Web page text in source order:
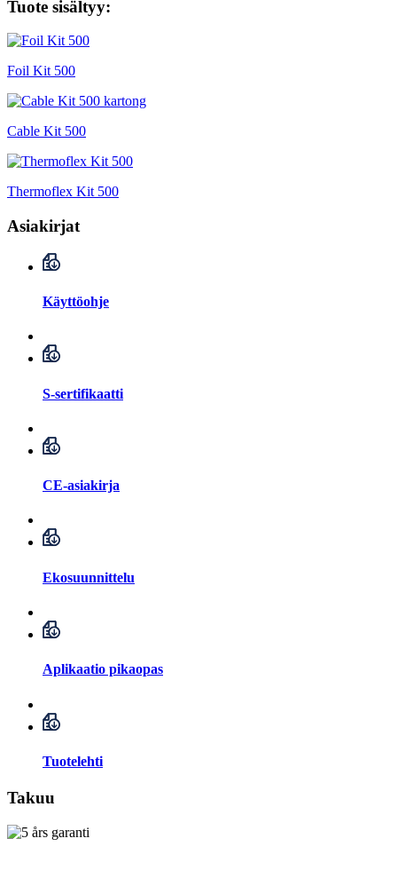
Tuote sisältyy:
Foil Kit 500
Cable Kit 500
Thermoflex Kit 500
Asiakirjat
Käyttöohje
S-sertifikaatti
CE-asiakirja
Ekosuunnittelu
Aplikaatio pikaopas
Tuotelehti
Takuu